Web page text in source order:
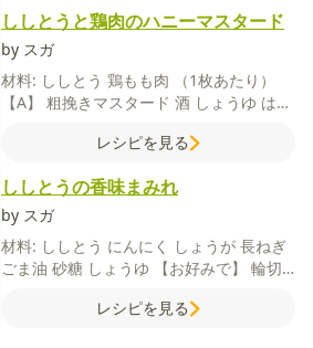
ししとうと鶏肉のハニーマスタード
by スガ
材料: ししとう 鶏もも肉
（1枚あたり）
【A】 粗挽きマスタード 酒 しょうゆ はち
レシピを見る
ししとうの香味まみれ
by スガ
材料: ししとう にんにく しょうが 長ねぎ
ごま油 砂糖 しょうゆ 【お好みで】 輪切
レシピを見る